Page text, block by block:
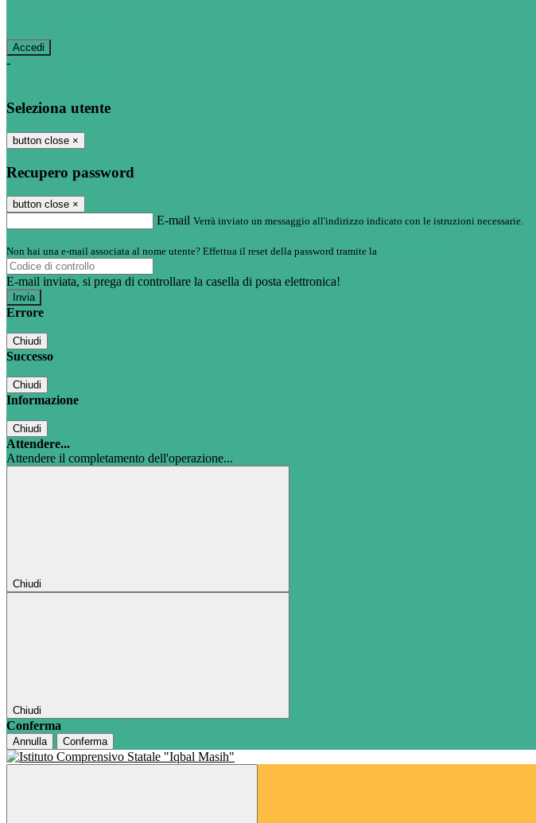
-
Seleziona utente
button close ×
Recupero password
button close ×
E-mail Verrà inviato un messaggio all'indirizzo indicato con le istruzioni necessarie.
Non hai una e-mail associata al nome utente? Effettua il reset della password tramite la
E-mail inviata, si prega di controllare la casella di posta elettronica!
Errore
Chiudi
Successo
Chiudi
Informazione
Chiudi
Attendere...
Attendere il completamento dell'operazione...
Chiudi
Chiudi
Conferma
Annulla Conferma